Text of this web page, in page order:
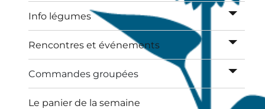
Info légumes
ouvrir
le
sous-
menu
Rencontres et événements
ouvrir
le
sous-
menu
Commandes groupées
ouvrir
le
sous-
Le panier de la semaine